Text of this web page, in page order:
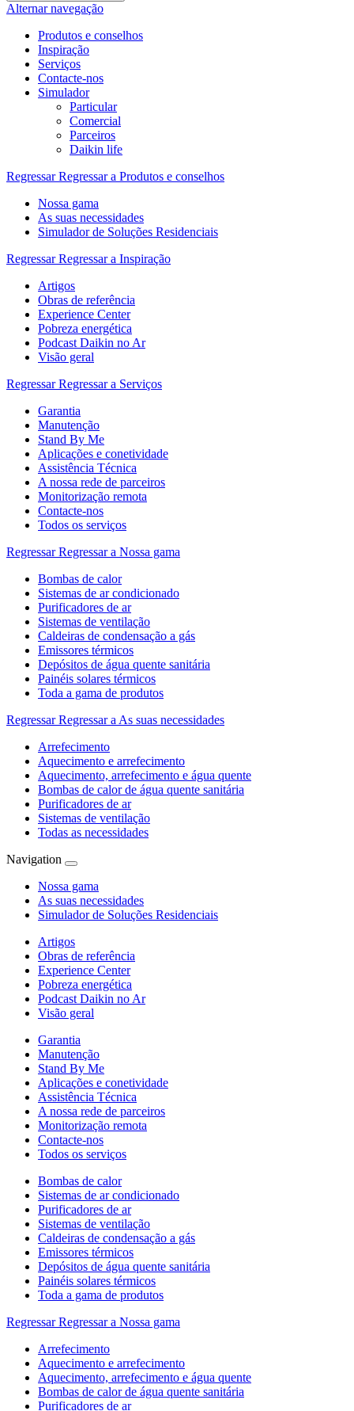
Alternar navegação
Produtos e conselhos
Inspiração
Serviços
Contacte-nos
Simulador
Particular
Comercial
Parceiros
Daikin life
Regressar Regressar a Produtos e conselhos
Nossa gama
As suas necessidades
Simulador de Soluções Residenciais
Regressar Regressar a Inspiração
Artigos
Obras de referência
Experience Center
Pobreza energética
Podcast Daikin no Ar
Visão geral
Regressar Regressar a Serviços
Garantia
Manutenção
Stand By Me
Aplicações e conetividade
Assistência Técnica
A nossa rede de parceiros
Monitorização remota
Contacte-nos
Todos os serviços
Regressar Regressar a Nossa gama
Bombas de calor
Sistemas de ar condicionado
Purificadores de ar
Sistemas de ventilação
Caldeiras de condensação a gás
Emissores térmicos
Depósitos de água quente sanitária
Painéis solares térmicos
Toda a gama de produtos
Regressar Regressar a As suas necessidades
Arrefecimento
Aquecimento e arrefecimento
Aquecimento, arrefecimento e água quente
Bombas de calor de água quente sanitária
Purificadores de ar
Sistemas de ventilação
Todas as necessidades
Navigation
Nossa gama
As suas necessidades
Simulador de Soluções Residenciais
Artigos
Obras de referência
Experience Center
Pobreza energética
Podcast Daikin no Ar
Visão geral
Garantia
Manutenção
Stand By Me
Aplicações e conetividade
Assistência Técnica
A nossa rede de parceiros
Monitorização remota
Contacte-nos
Todos os serviços
Bombas de calor
Sistemas de ar condicionado
Purificadores de ar
Sistemas de ventilação
Caldeiras de condensação a gás
Emissores térmicos
Depósitos de água quente sanitária
Painéis solares térmicos
Toda a gama de produtos
Regressar Regressar a Nossa gama
Arrefecimento
Aquecimento e arrefecimento
Aquecimento, arrefecimento e água quente
Bombas de calor de água quente sanitária
Purificadores de ar